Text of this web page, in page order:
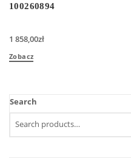
100260894
1 858,00zł
Zobacz
Search